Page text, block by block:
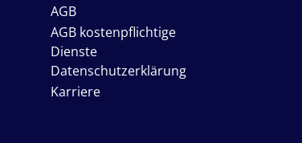
AGB
AGB kostenpflichtige
Dienste
Datenschutzerklärung
Karriere